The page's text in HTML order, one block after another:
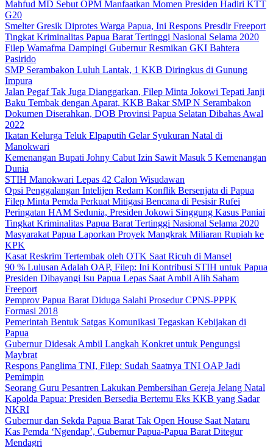
Mahfud MD Sebut OPM Manfaatkan Momen Presiden Hadiri KTT
G20
Smelter Gresik Diprotes Warga Papua, Ini Respons Presdir Freeport
Tingkat Kriminalitas Papua Barat Tertinggi Nasional Selama 2020
Filep Wamafma Dampingi Gubernur Resmikan GKI Bahtera
Pasirido
SMP Serambakon Luluh Lantak, 1 KKB Diringkus di Gunung
Impura
Jalan Pegaf Tak Juga Dianggarkan, Filep Minta Jokowi Tepati Janji
Baku Tembak dengan Aparat, KKB Bakar SMP N Serambakon
Dokumen Diserahkan, DOB Provinsi Papua Selatan Dibahas Awal
2022
Ikatan Kelurga Teluk Elpaputih Gelar Syukuran Natal di
Manokwari
Kemenangan Bupati Johny Cabut Izin Sawit Masuk 5 Kemenangan
Dunia
STIH Manokwari Lepas 42 Calon Wisudawan
Opsi Penggalangan Intelijen Redam Konflik Bersenjata di Papua
Filep Minta Pemda Perkuat Mitigasi Bencana di Pesisir Rufei
Peringatan HAM Sedunia, Presiden Jokowi Singgung Kasus Paniai
Tingkat Kriminalitas Papua Barat Tertinggi Nasional Selama 2020
Masyarakat Papua Laporkan Proyek Mangkrak Miliaran Rupiah ke
KPK
Kasat Reskrim Tertembak oleh OTK Saat Ricuh di Mansel
90 % Lulusan Adalah OAP, Filep: Ini Kontribusi STIH untuk Papua
Presiden Dibayangi Isu Papua Lepas Saat Ambil Alih Saham
Freeport
Pemprov Papua Barat Diduga Salahi Prosedur CPNS-PPPK
Formasi 2018
Pemerintah Bentuk Satgas Komunikasi Tegaskan Kebijakan di
Papua
Gubernur Didesak Ambil Langkah Konkret untuk Pengungsi
Maybrat
Respons Panglima TNI, Filep: Sudah Saatnya TNI OAP Jadi
Pemimpin
Seorang Guru Pesantren Lakukan Pembersihan Gereja Jelang Natal
Kapolda Papua: Presiden Bersedia Bertemu Eks KKB yang Sadar
NKRI
Gubernur dan Sekda Papua Barat Tak Open House Saat Nataru
Kas Pemda ‘Ngendap’, Gubernur Papua-Papua Barat Ditegur
Mendagri